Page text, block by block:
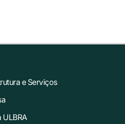
e Serviços
ULBRA